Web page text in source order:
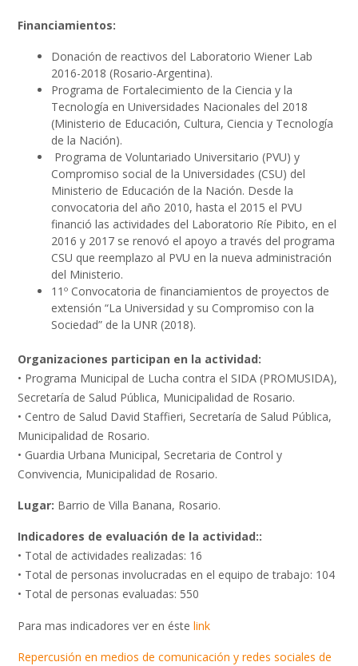
Financiamientos:
Donación de reactivos del Laboratorio Wiener Lab
2016-2018 (Rosario-Argentina).
Programa de Fortalecimiento de la Ciencia y la
Tecnología en Universidades Nacionales del 2018
(Ministerio de Educación, Cultura, Ciencia y Tecnología
de la Nación).
Programa de Voluntariado Universitario (PVU) y
Compromiso social de la Universidades (CSU) del
Ministerio de Educación de la Nación. Desde la
convocatoria del año 2010, hasta el 2015 el PVU
financió las actividades del Laboratorio Ríe Pibito, en el
2016 y 2017 se renovó el apoyo a través del programa
CSU que reemplazo al PVU en la nueva administración
del Ministerio.
11º Convocatoria de financiamientos de proyectos de
extensión “La Universidad y su Compromiso con la
Sociedad” de la UNR (2018).
Organizaciones participan en la actividad:
• Programa Municipal de Lucha contra el SIDA (PROMUSIDA),
Secretaría de Salud Pública, Municipalidad de Rosario.
• Centro de Salud David Staffieri, Secretaría de Salud Pública,
Municipalidad de Rosario.
• Guardia Urbana Municipal, Secretaria de Control y
Convivencia, Municipalidad de Rosario.
Lugar: Barrio de Villa Banana, Rosario.
Indicadores de evaluación de la actividad::
• Total de actividades realizadas: 16
• Total de personas involucradas en el equipo de trabajo: 104
• Total de personas evaluadas: 550
Para mas indicadores ver en éste link
Repercusión en medios de comunicación y redes sociales de